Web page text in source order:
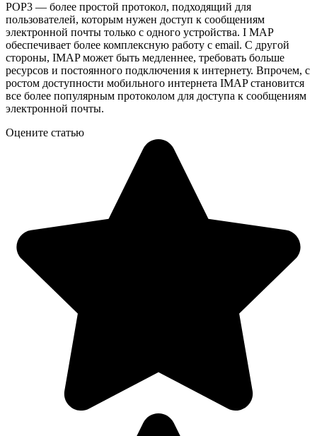
POP3 — более простой протокол, подходящий для
пользователей, которым нужен доступ к сообщениям
электронной почты только с одного устройства. I MAP
обеспечивает более комплексную работу с email. C другой
стороны, IMAP может быть медленнее, требовать больше
ресурсов и постоянного подключения к интернету. Впрочем, с
ростом доступности мобильного интернета IMAP становится
все более популярным протоколом для доступа к сообщениям
электронной почты.
Оцените статью